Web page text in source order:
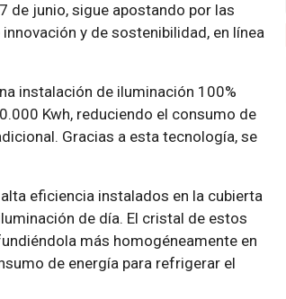
de junio, sigue apostando por las
y de sostenibilidad, en línea
instalación de iluminación 100%
Kwh, reduciendo el consumo de
Gracias a esta tecnología, se
eficiencia instalados en la cubierta
de día. El cristal de estos
más homogéneamente en
de energía para refrigerar el